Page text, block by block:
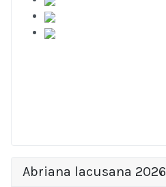
Abriana lacusana 2026